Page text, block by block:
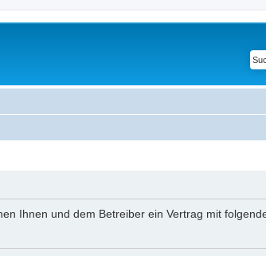
Ihnen und dem Betreiber ein Vertrag mit